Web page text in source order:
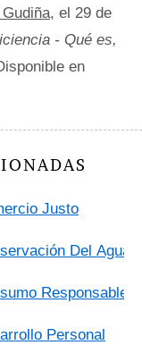
, el 29 de
- Qué es,
en
Justo
Del Agua
Responsable
Personal